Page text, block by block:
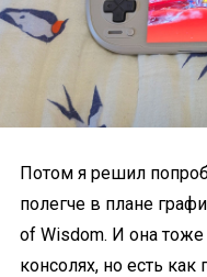
Потом я решил
полегче в плане
of Wisdom. И она
консолях, но есть